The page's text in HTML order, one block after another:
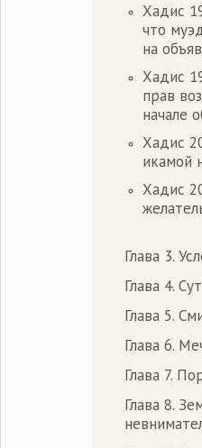
Хадис
что
на
Хадис
прав
начале
Хадис
икамой
Хадис
Глава 3.
Глава 4.
Глава 5.
Глава 6.
Глава 7.
Глава 8.